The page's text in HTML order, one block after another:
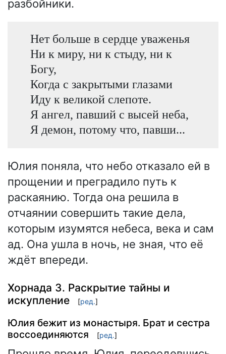
разбойники.
Нет больше в сердце уваженья
Ни к миру, ни к стыду, ни к
Богу,
Когда с закрытыми глазами
Иду к великой слепоте.
Я ангел, павший с высей неба,
Я демон, потому что, павши...
Юлия поняла, что небо отказало ей в
прощении и преградило путь к
раскаянию. Тогда она решила в
отчаянии совершить такие дела,
которым изумятся небеса, века и сам
ад. Она ушла в ночь, не зная, что её
ждёт впереди.
Хорнада 3. Раскрытие тайны и
искупление
[ред.]
Юлия бежит из монастыря. Брат и сестра
воссоединяются
[ред.]